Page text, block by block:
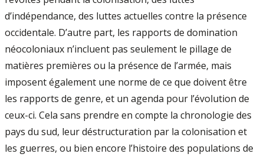
d’indépendance, des luttes actuelles contre la présence
occidentale. D’autre part, les rapports de domination
néocoloniaux n’incluent pas seulement le pillage de
matières premières ou la présence de l’armée, mais
imposent également une norme de ce que doivent être
les rapports de genre, et un agenda pour l’évolution de
ceux-ci. Cela sans prendre en compte la chronologie des
pays du sud, leur déstructuration par la colonisation et
les guerres, ou bien encore l’histoire des populations de